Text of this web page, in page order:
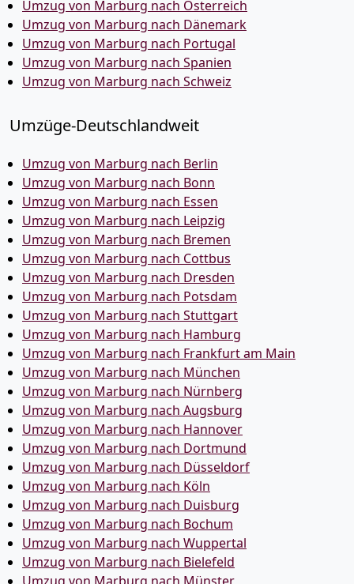
Umzug von Marburg nach Österreich
Umzug von Marburg nach Dänemark
Umzug von Marburg nach Portugal
Umzug von Marburg nach Spanien
Umzug von Marburg nach Schweiz
Umzüge-Deutschlandweit
Umzug von Marburg nach Berlin
Umzug von Marburg nach Bonn
Umzug von Marburg nach Essen
Umzug von Marburg nach Leipzig
Umzug von Marburg nach Bremen
Umzug von Marburg nach Cottbus
Umzug von Marburg nach Dresden
Umzug von Marburg nach Potsdam
Umzug von Marburg nach Stuttgart
Umzug von Marburg nach Hamburg
Umzug von Marburg nach Frankfurt am Main
Umzug von Marburg nach München
Umzug von Marburg nach Nürnberg
Umzug von Marburg nach Augsburg
Umzug von Marburg nach Hannover
Umzug von Marburg nach Dortmund
Umzug von Marburg nach Düsseldorf
Umzug von Marburg nach Köln
Umzug von Marburg nach Duisburg
Umzug von Marburg nach Bochum
Umzug von Marburg nach Wuppertal
Umzug von Marburg nach Bielefeld